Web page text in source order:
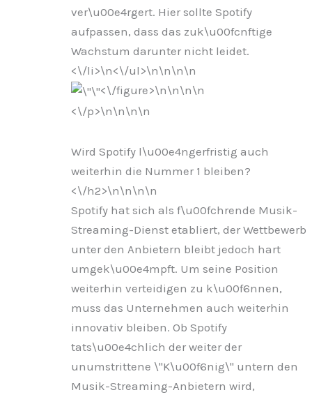
ver\u00e4rgert. Hier sollte Spotify
aufpassen, dass das zuk\u00fcnftige
Wachstum darunter nicht leidet.
<\/li>\n<\/ul>\n\n\n\n
<\/figure>\n\n\n\n
<\/p>\n\n\n\n
Wird Spotify l\u00e4ngerfristig auch
weiterhin die Nummer 1 bleiben?
<\/h2>\n\n\n\n
Spotify hat sich als f\u00fchrende Musik-
Streaming-Dienst etabliert, der Wettbewerb
unter den Anbietern bleibt jedoch hart
umgek\u00e4mpft. Um seine Position
weiterhin verteidigen zu k\u00f6nnen,
muss das Unternehmen auch weiterhin
innovativ bleiben. Ob Spotify
tats\u00e4chlich der weiter der
unumstrittene \"K\u00f6nig\" untern den
Musik-Streaming-Anbietern wird,